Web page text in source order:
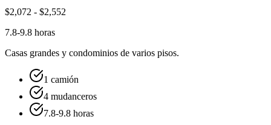
$2,072 - $2,552
7.8-9.8 horas
Casas grandes y condominios de varios pisos.
1 camión
4 mudanceros
7.8-9.8 horas